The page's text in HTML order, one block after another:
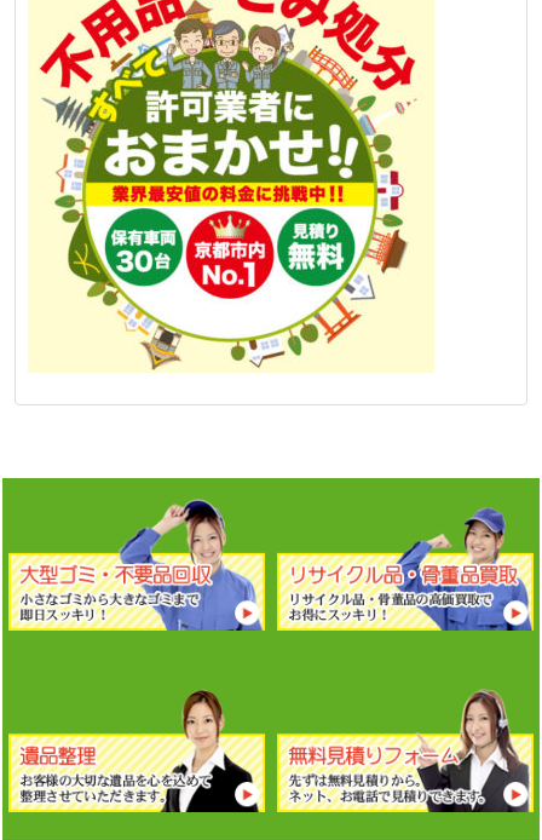
は、大きなゴミでも多量
のゴミでも即日対応！即日ス
ッキリさせます！
を高価買取実施中！お
得にスッキリさせます！